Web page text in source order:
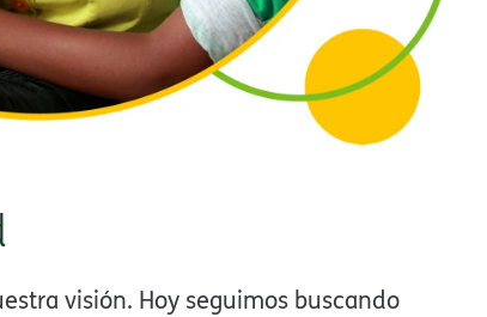
visión. Hoy seguimos buscando